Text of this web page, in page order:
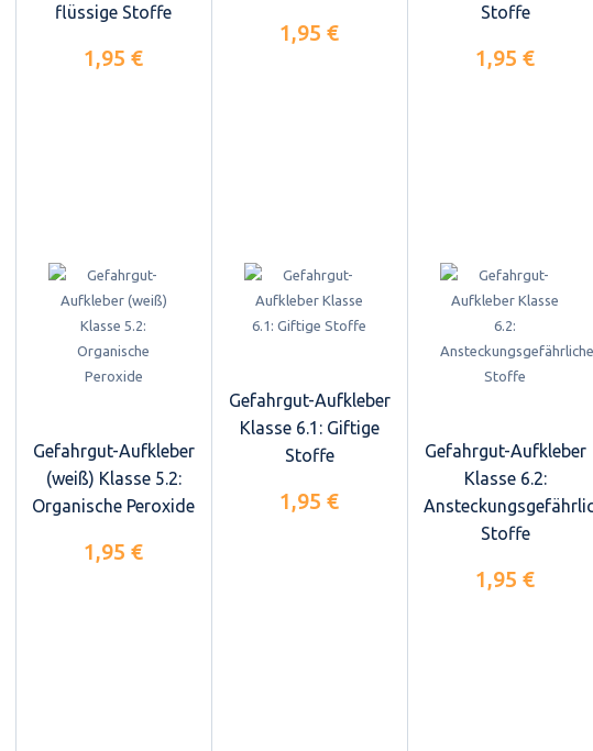
flüssige Stoffe
1,95 €
1,95 €
Stoffe
1,95 €
Gefahrgut-Aufkleber
(weiß) Klasse 5.2:
Organische Peroxide
1,95 €
Gefahrgut-Aufkleber
Klasse 6.1: Giftige
Stoffe
1,95 €
Gefahrgut-Aufkleber
Klasse 6.2:
Stoffe
1,95 €